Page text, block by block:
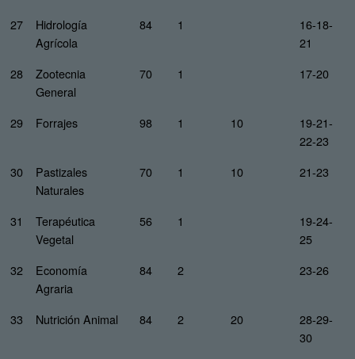
27
Hidrología
Agrícola
84 1
16-18-
21
28
Zootecnia
General
70 1 17-20
29 Forrajes 98 1 10
19-21-
22-23
30
Pastizales
Naturales
70 1 10 21-23
31
Terapéutica
Vegetal
56 1
19-24-
25
32
Economía
Agraria
84 2 23-26
33 Nutrición Animal 84 2 20
28-29-
30